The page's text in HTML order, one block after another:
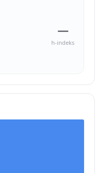
—
h-indeks